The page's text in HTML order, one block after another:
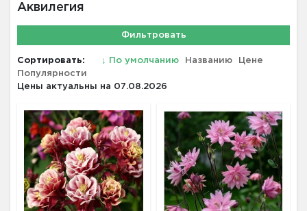
Аквилегия
Фильтровать
Сортировать: ↓ По умолчанию Названию
Цене
Популярности
Цены актуальны на 07.08.2026